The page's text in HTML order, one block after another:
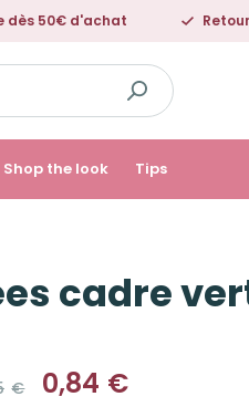
dès 50€ d'achat
Shop the look Tips
cadre
€ 0,84 €